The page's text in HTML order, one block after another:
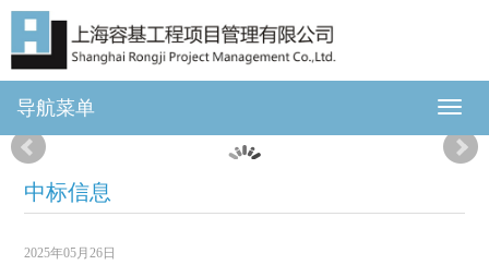
导航菜单
中标信息
2025年05月26日